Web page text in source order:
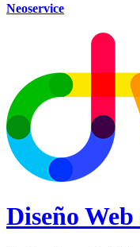
Neoservice
Diseño Web